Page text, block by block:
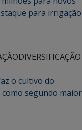
para irrigação
DIVERSIFICAÇÃO
o cultivo do
como segundo maior